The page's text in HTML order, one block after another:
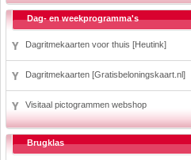
Dag- en weekprogramma's
Dagritmekaarten voor thuis [Heutink]
Dagritmekaarten [Gratisbeloningskaart.nl]
Visitaal pictogrammen webshop
Brugklas